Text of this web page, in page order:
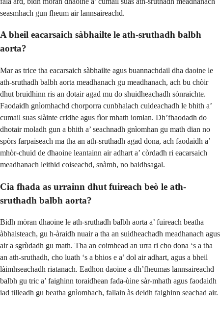
seasmhach gun fheum air lannsaireachd.
A bheil eacarsaich sàbhailte le ath-sruthadh balbh
aorta?
Mar as trice tha eacarsaich sàbhailte agus buannachdail dha daoine le
ath-sruthadh balbh aorta meadhanach gu meadhanach, ach bu chòir
dhut bruidhinn ris an dotair agad mu do shuidheachadh sònraichte.
Faodaidh gnìomhachd chorporra cunbhalach cuideachadh le bhith a’
cumail suas slàinte cridhe agus fìor mhath iomlan. Dh’fhaodadh do
dhotair moladh gun a bhith a’ seachnadh gnìomhan gu math dian no
spòrs farpaiseach ma tha an ath-sruthadh agad dona, ach faodaidh a’
mhòr-chuid de dhaoine leantainn air adhart a’ còrdadh ri eacarsaich
meadhanach leithid coiseachd, snàmh, no baidhsagal.
Cia fhada as urrainn dhut fuireach beò le ath-
sruthadh balbh aorta?
Bidh mòran dhaoine le ath-sruthadh balbh aorta a’ fuireach beatha
àbhaisteach, gu h-àraidh nuair a tha an suidheachadh meadhanach agus
air a sgrùdadh gu math. Tha an coimhead an urra ri cho dona ‘s a tha
an ath-sruthadh, cho luath ‘s a bhios e a’ dol air adhart, agus a bheil
làimhseachadh riatanach. Eadhon daoine a dh’fheumas lannsaireachd
balbh gu tric a’ faighinn toraidhean fada-ùine sàr-mhath agus faodaidh
iad tilleadh gu beatha gnìomhach, fallain às deidh faighinn seachad air.